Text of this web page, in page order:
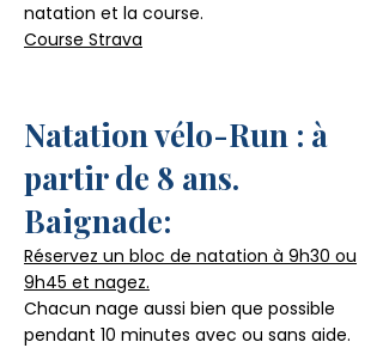
natation et la course.
Course Strava
Natation vélo-Run : à
partir de 8 ans.
Baignade:
Réservez un bloc de natation à 9h30 ou
9h45 et nagez.
Chacun nage aussi bien que possible
pendant 10 minutes avec ou sans aide.